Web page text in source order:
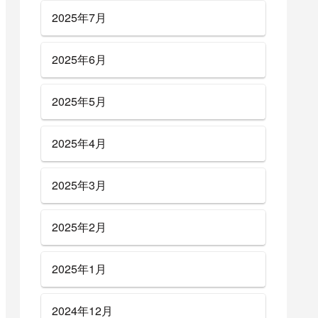
2025年7月
2025年6月
2025年5月
2025年4月
2025年3月
2025年2月
2025年1月
2024年12月